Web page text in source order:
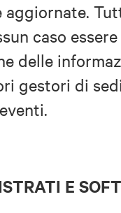
caso
delle
gestori di
E